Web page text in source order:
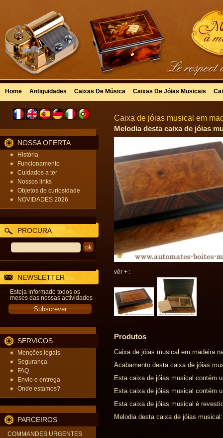
Home Antiguidades Caixas De Música Caixas De Jóias Musicais
NOSSA OFERTA
História
Funcionamento
Cuidados a ter
Nossos links
Objetos de curiosidade
NOVIDADES 2026
PROCURA
NEWSLETTER
Esteja informado todos os
meses das nossas actividades
SERVICOS
Menções legais
Segurança
FAQ
Envio e entrega
Onde estamos?
PARCEIROS
COMMANDES URGENTES
Caixa de jóias musical em
Melodia desta caixa de jóias
vêr + :
Produtos
Caixa de jóias musical em madeira
Acabamento desta caixa de jóias
Esta caixa de jóias musical contém
Esta caixa de jóias musical contém
Esta caixa de jóias musical é
Melodia desta caixa de jóias